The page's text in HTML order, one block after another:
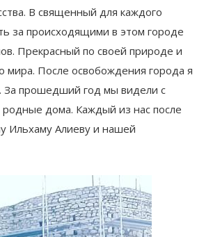
В священный для каждого
за происходящими в этом городе
Прекрасный по своей природе и
мира. После освобождения города я
За прошедший год мы видели с
родные дома. Каждый из нас после
Ильхаму Алиеву и нашей